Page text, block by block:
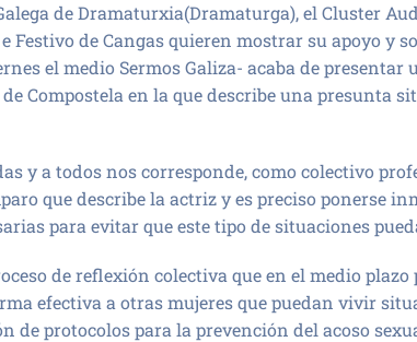
de Dramaturxia(Dramaturga), el Cluster
Festivo de Cangas quieren mostrar su apoyo y
el medio Sermos Galiza- acaba de presentar
Compostela en la que describe una presunta
y a todos nos corresponde, como colectivo
que describe la actriz y es preciso ponerse
para evitar que este tipo de situaciones
de reflexión colectiva que en el medio
efectiva a otras mujeres que puedan vivir
de protocolos para la prevención del acoso